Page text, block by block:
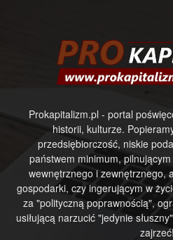
Prokapitalizm.pl - portal
historii, kulturze.
przedsiębiorczość, niskie
państwem minimum,
wewnętrznego i zewnętrznego,
gospodarki, czy ingerującym w
za "polityczną poprawnością",
usiłującą narzucić "jedynie
zajrzeć!